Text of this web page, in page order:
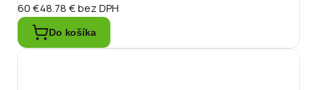
60 €48.78 €bez DPH
Do košíka